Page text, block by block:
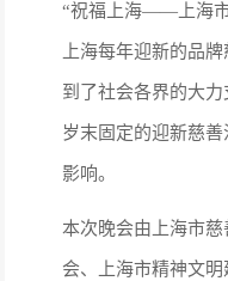
“祝福上海——上海
上海每年迎新的品
到了社会各界的大
岁末固定的迎新慈
影响。
本次晚会由上海市
会、上海市精神文